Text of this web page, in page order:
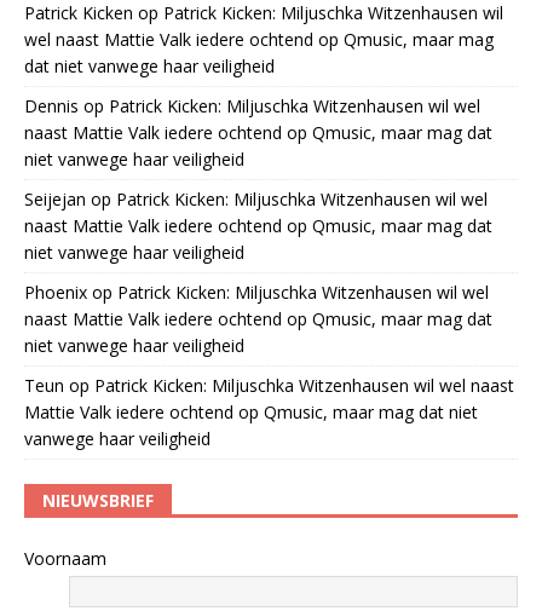
Patrick Kicken op Patrick Kicken: Miljuschka Witzenhausen wil
wel naast Mattie Valk iedere ochtend op Qmusic, maar mag
dat niet vanwege haar veiligheid
Dennis op Patrick Kicken: Miljuschka Witzenhausen wil wel
naast Mattie Valk iedere ochtend op Qmusic, maar mag dat
niet vanwege haar veiligheid
Seijejan op Patrick Kicken: Miljuschka Witzenhausen wil wel
naast Mattie Valk iedere ochtend op Qmusic, maar mag dat
niet vanwege haar veiligheid
Phoenix op Patrick Kicken: Miljuschka Witzenhausen wil wel
naast Mattie Valk iedere ochtend op Qmusic, maar mag dat
niet vanwege haar veiligheid
Teun op Patrick Kicken: Miljuschka Witzenhausen wil wel naast
Mattie Valk iedere ochtend op Qmusic, maar mag dat niet
vanwege haar veiligheid
NIEUWSBRIEF
Voornaam